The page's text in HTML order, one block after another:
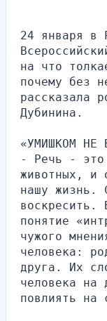
24 января в
на что
почему без
рассказала
Дубинина.
«УМИШКОМ НЕ
- Речь - это
животных, и
нашу жизнь.
воскресить.
понятие
чужого
человека:
друга. Их
человека на
повлиять на